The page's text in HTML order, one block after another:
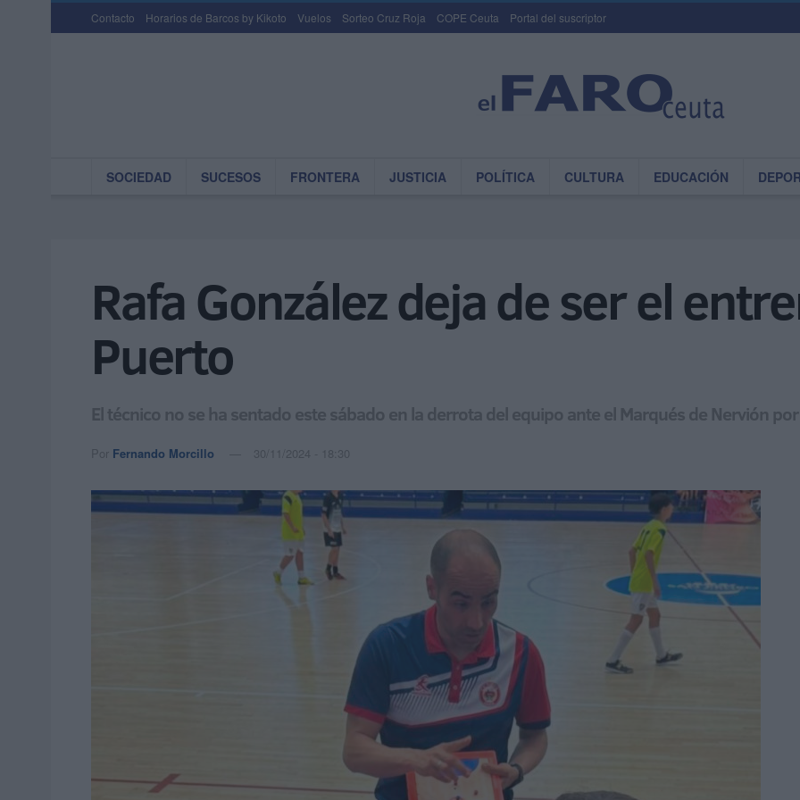
Contacto Horarios de Barcos by Kikoto Vuelos Sorteo Cruz Roja COPE Ceuta Portal del suscriptor
SOCIEDAD SUCESOS FRONTERA JUSTICIA POLÍTICA CULTURA EDUCACIÓN
Rafa González deja de ser el
Puerto
El técnico no se ha sentado este sábado en la derrota del equipo ante el Marqués de Nervión
Por Fernando Morcillo 30/11/2024 - 18:30